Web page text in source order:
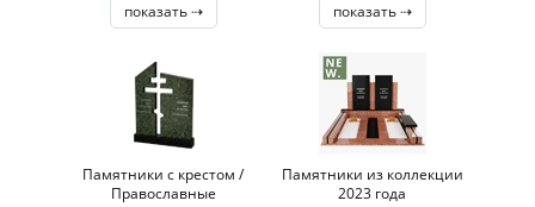
показать ⇢
показать ⇢
Памятники с крестом /
Православные
Памятники из коллекции
2023 года